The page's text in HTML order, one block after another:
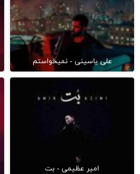
علی یاسینی - نمیخواستم
امیر عظیمی - بت